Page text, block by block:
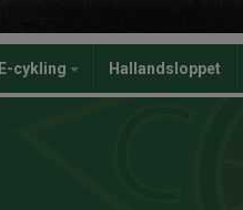
E-cykling Hallandsloppet